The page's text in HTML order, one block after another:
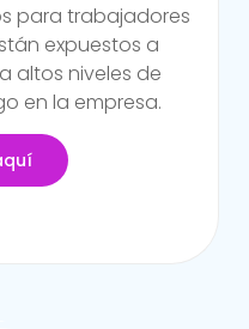
colaborador que se
luego de haber
temporal propia